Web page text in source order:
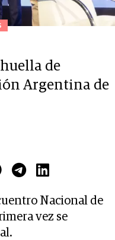
de
Argentina de
Nacional de
vez se